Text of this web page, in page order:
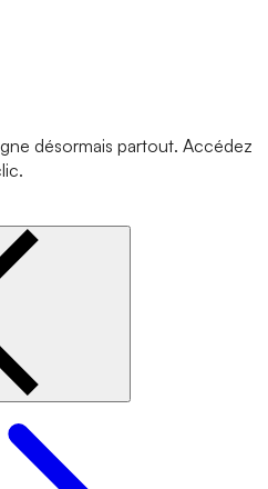
désormais partout. Accédez